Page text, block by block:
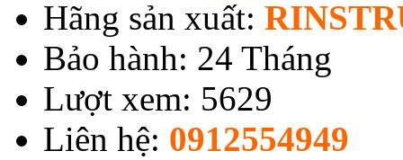
Hãng sản xuất:
Bảo hành: 24 Tháng
Lượt xem: 5629
Liên hệ: 0912554949